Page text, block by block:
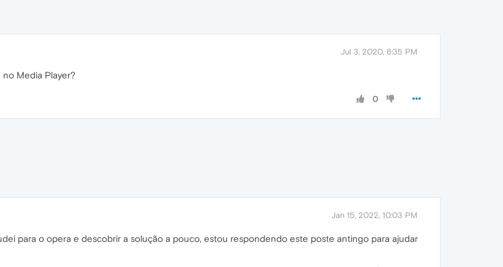
Jul 3, 2020, 6:35 PM
Media Player?
0
Jan 15, 2022, 10:03 PM
para o opera e descobrir a solução a pouco, estou respondendo este poste antingo para ajudar